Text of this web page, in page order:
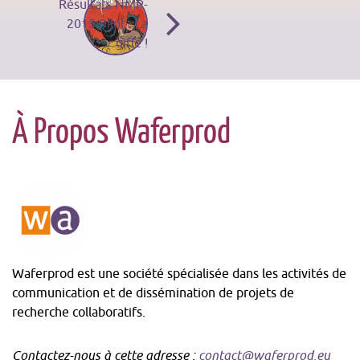
articles
la
Résultats NMP-
2015 Pilot : La
gifle !
À Propos Waferprod
Waferprod est une société spécialisée dans les activités de
communication et de dissémination de projets de
recherche collaboratifs.
Contactez-nous à cette adresse : contact@waferprod.eu